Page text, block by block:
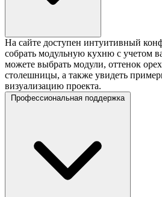
На сайте доступен интуитивный
собрать модульную кухню с учетом
можете выбрать модули, оттенок
столешницы, а также увидеть
визуализацию проекта.
Профессиональная поддержка